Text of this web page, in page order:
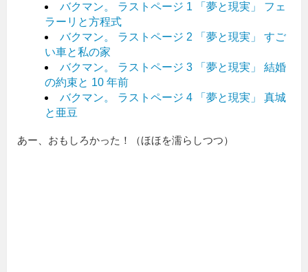
バクマン。 ラストページ 1 「夢と現実」 フェ
ラーリと方程式
バクマン。 ラストページ 2 「夢と現実」 すご
い車と私の家
バクマン。 ラストページ 3 「夢と現実」 結婚
の約束と 10 年前
バクマン。 ラストページ 4 「夢と現実」 真城
と亜豆
あー、おもしろかった！（ほほを濡らしつつ）